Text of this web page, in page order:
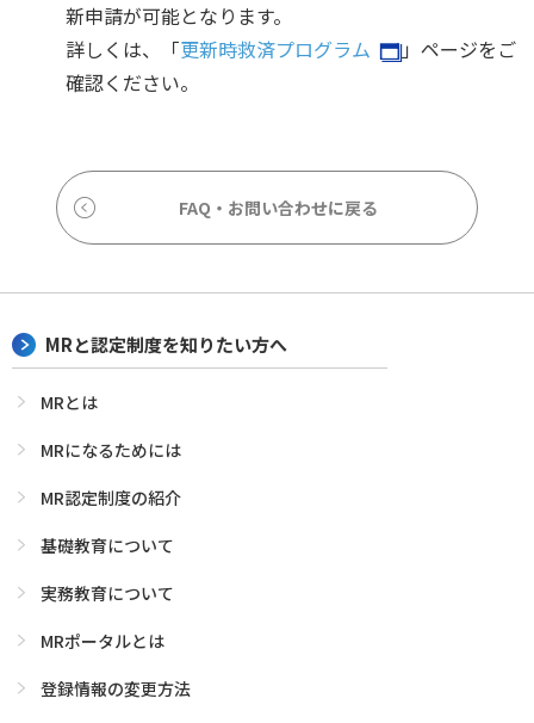
新申請が可能となります。
詳しくは、「更新時救済プログラム
」ページをご
確認ください。
FAQ・お問い合わせに戻る
MRと認定制度を知りたい方へ
MRとは
MRになるためには
MR認定制度の紹介
基礎教育について
実務教育について
MRポータルとは
登録情報の変更方法